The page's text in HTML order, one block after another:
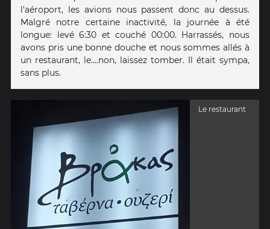
l'aéroport, les avions nous passent donc au dessus.
Malgré notre certaine inactivité, la journée à été
longue: levé 6:30 et couché 00:00. Harrassés, nous
avons pris une bonne douche et nous sommes allés à
un restaurant, le....non, laissez tomber. Il était sympa,
sans plus.
Le restaurant